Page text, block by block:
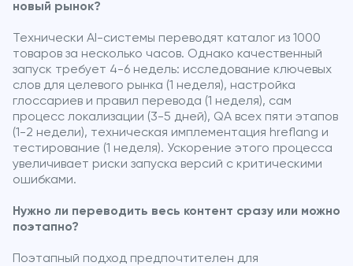
новый рынок?
Технически AI-системы переводят каталог из 1000
товаров за несколько часов. Однако качественный
запуск требует 4-6 недель: исследование ключевых
слов для целевого рынка (1 неделя), настройка
глоссариев и правил перевода (1 неделя), сам
процесс локализации (3-5 дней), QA всех пяти этапов
(1-2 недели), техническая имплементация hreflang и
тестирование (1 неделя). Ускорение этого процесса
увеличивает риски запуска версий с критическими
ошибками.
Нужно ли переводить весь контент сразу или можно
поэтапно?
Поэтапный подход предпочтителен для